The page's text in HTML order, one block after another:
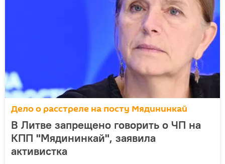
Дело о расстреле на посту Мядининкай
В Литве запрещено говорить о ЧП на
КПП "Мядининкай", заявила
активистка